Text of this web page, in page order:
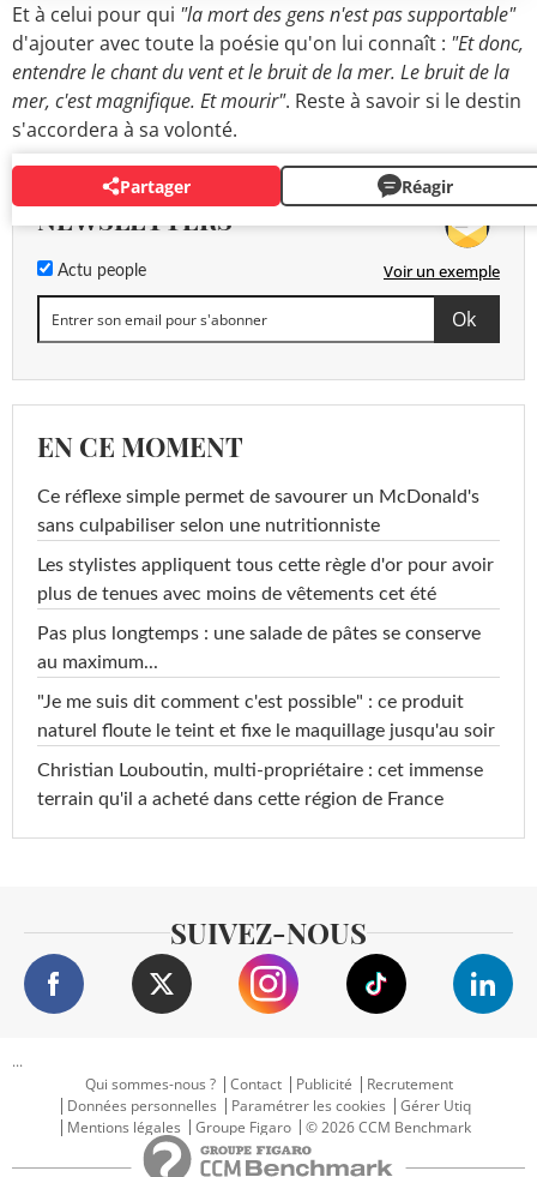
Et à celui pour qui "la mort des gens n'est pas supportable"
d'ajouter avec toute la poésie qu'on lui connaît : "Et donc,
entendre le chant du vent et le bruit de la mer. Le bruit de la
mer, c'est magnifique. Et mourir". Reste à savoir si le destin
s'accordera à sa volonté.
Partager Réagir
NEWSLETTERS
Actu people Voir un exemple
EN CE MOMENT
Ce réflexe simple permet de savourer un McDonald's
sans culpabiliser selon une nutritionniste
Les stylistes appliquent tous cette règle d'or pour avoir
plus de tenues avec moins de vêtements cet été
Pas plus longtemps : une salade de pâtes se conserve
au maximum...
"Je me suis dit comment c'est possible" : ce produit
naturel floute le teint et fixe le maquillage jusqu'au soir
Christian Louboutin, multi-propriétaire : cet immense
terrain qu'il a acheté dans cette région de France
SUIVEZ-NOUS
...
Qui sommes-nous ?
Contact Publicité
Recrutement
Données personnelles
Paramétrer les cookies
Gérer Utiq
Mentions légales
Groupe Figaro © 2026 CCM Benchmark